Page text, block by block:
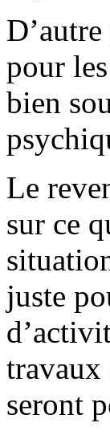
pour
bien
Le
sur ce
juste
travaux
seront